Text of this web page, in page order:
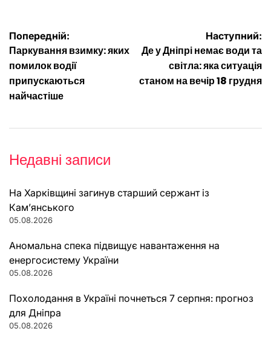
Навігація
записів
Попередній:
Паркування взимку: яких
помилок водії
припускаються
найчастіше
Наступний:
Де у Дніпрі немає води та
світла: яка ситуація
станом на вечір 18 грудня
Недавні записи
На Харківщині загинув старший сержант із
Кам’янського
05.08.2026
Аномальна спека підвищує навантаження на
енергосистему України
05.08.2026
Похолодання в Україні почнеться 7 серпня: прогноз
для Дніпра
05.08.2026